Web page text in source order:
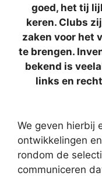
goed, het tij
keren. Clubs
zaken voor het
te brengen.
bekend is
links en
We geven hierbij
ontwikkelingen
rondom de
communiceren